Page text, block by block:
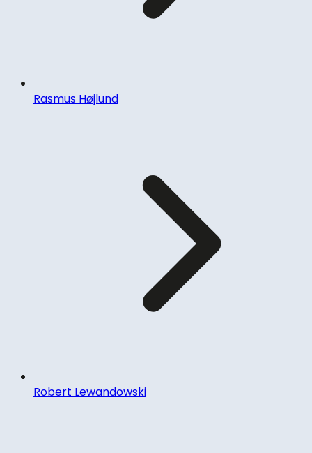
Rasmus Højlund
Robert Lewandowski